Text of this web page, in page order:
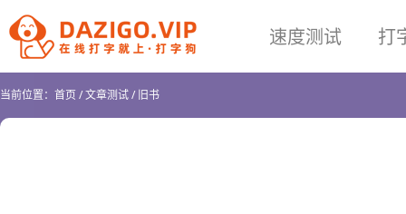
速度测试 打
当前位置： 首页/文章测试/旧书